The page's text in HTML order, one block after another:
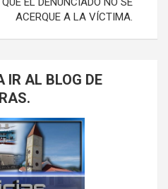
ACERQUE A LA VÍCTIMA.
IR AL BLOG DE